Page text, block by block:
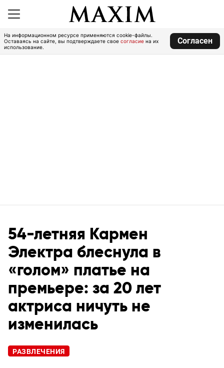
На информационном ресурсе применяются cookie-файлы.
Оставаясь на сайте, вы подтверждаете свое согласие на их
использование.
Согласен
54-летняя Кармен
Электра блеснула в
«голом» платье на
премьере: за 20 лет
актриса ничуть не
изменилась
РАЗВЛЕЧЕНИЯ